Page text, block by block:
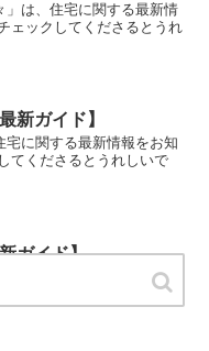
」は、住宅に関する最新情
ェックしてくださるとうれ
新ガイド】
宅に関する最新情報をお知
てくださるとうれしいで
ガイド】
関する最新情報をお知ら
ださるとうれしいです！